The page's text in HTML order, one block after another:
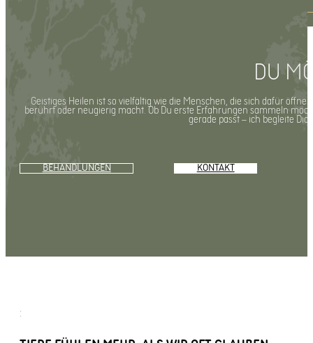
DU
Geistiges Heilen ist so vielfältig wie die Menschen, die sich dafür
berührt oder neugierig macht. Ob Du erste Erfahrungen sammeln
gerade passt – ich begleite
BEHANDLUNGEN KONTAKT
: